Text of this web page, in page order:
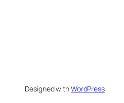
Designed withWordPress